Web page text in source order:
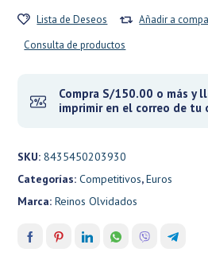
Lista de Deseos
Añadir a
Consulta de productos
Compra S/150.00 o más y
imprimir en el correo de tu
SKU:8435450203930
Categorías:Competitivos,Euros
Marca:Reinos Olvidados